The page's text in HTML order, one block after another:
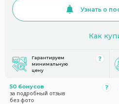
Узнать о
Как
Гарантируем
минимальную
цену
50 бонусов
за подробный отзыв
без фото